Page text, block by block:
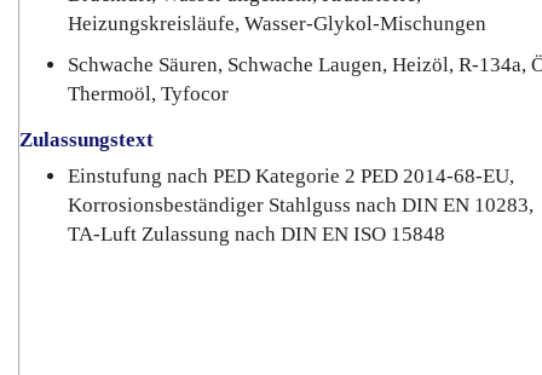
Heizungskreisläufe, Wasser-Glykol-Mischungen
Schwache Säuren, Schwache Laugen, Heizöl, R-134a,
Thermoöl, Tyfocor
Zulassungstext
Einstufung nach PED Kategorie 2 PED 2014-68-EU,
Korrosionsbeständiger Stahlguss nach DIN EN 10283,
TA-Luft Zulassung nach DIN EN ISO 15848